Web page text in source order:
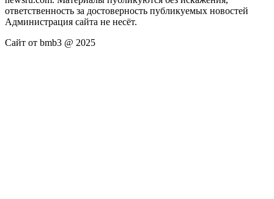
ответственность за достоверность публикуемых новостей
Администрация сайта не несёт.
Сайт от bmb3 @ 2025